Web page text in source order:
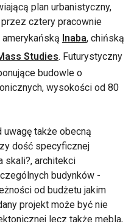
plan urbanistyczny,
cztery pracownie
amerykańską Inaba, chińską
Studies. Futurystyczny
budowle o
wysokości od 80
także obecną
dość specyficznej
skali?, architekci
budynków -
od budżetu jakim
projekt może być nie
lecz także mebla,